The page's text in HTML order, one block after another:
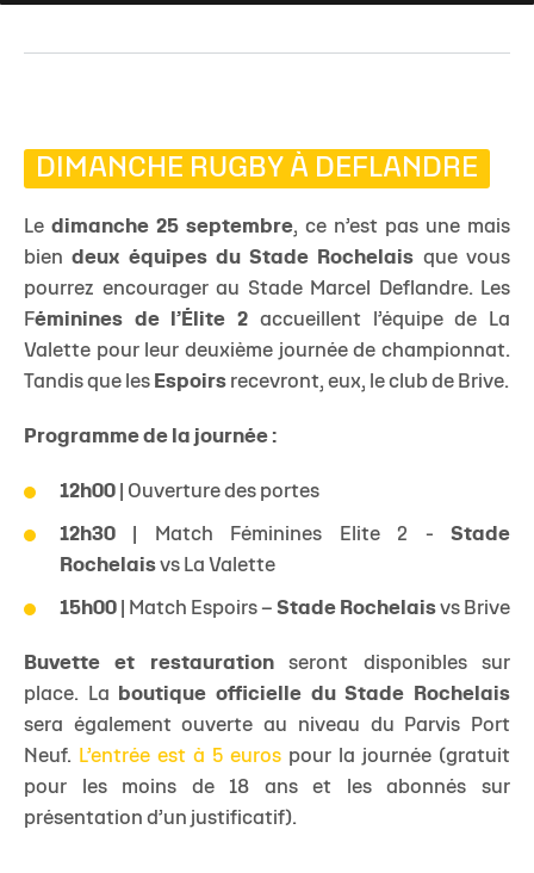
DIMANCHE RUGBY À DEFLANDRE
Le dimanche 25 septembre, ce n’est pas une mais
biendeux équipes du Stade Rochelais que vous
pourrez encourager au Stade Marcel Deflandre. Les
Féminines de l’Élite 2 accueillent l’équipe de La
Valette pour leur deuxième journée de championnat.
Tandis que les Espoirs recevront, eux, le club de Brive.
Programme de la journée :
12h00 Ouverture des portes
12h30 | Match Féminines Elite 2 - Stade
Rochelais vs La Valette
15h00 | Match Espoirs – Stade Rochelais vs Brive
Buvette et restaurationseront disponibles sur
place. La
boutique officielle du Stade Rochelais
sera également ouverte au niveau du Parvis Port
Neuf.
L’entrée est à 5 euros pour la journée (gratuit
pour les moins de 18 ans et les abonnés sur
présentation d’un justificatif).